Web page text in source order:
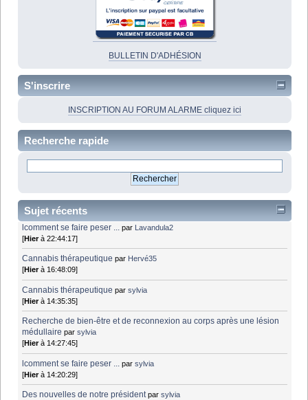
BULLETIN D'ADHÉSION
S'inscrire
INSCRIPTION AU FORUM ALARME cliquez ici
Recherche rapide
Sujet récents
lcomment se faire peser ... par Lavandula2
[Hierà 22:44:17]
Cannabis thérapeutique par Hervé35
[Hierà 16:48:09]
Cannabis thérapeutique parsylvia
[Hierà 14:35:35]
Recherche de bien-être et de reconnexion au corps après une lésion
médullaire parsylvia
[Hierà 14:27:45]
lcomment se faire peser ... parsylvia
[Hierà 14:20:29]
Des nouvelles de notre président parsylvia